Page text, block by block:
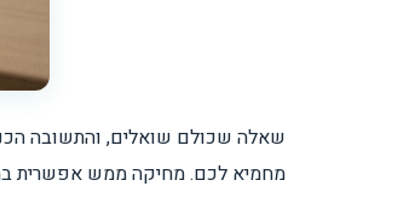
שאלה שכולם שואלים, והתשובה
מחמיא לכם. מחיקה ממש אפשרית